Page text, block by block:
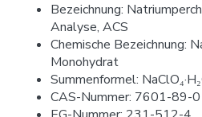
Bezeichnung:
Analyse, ACS
Chemische Bezeichnung:
Monohydrat
Summenformel:
CAS-Nummer: 7601-89-0